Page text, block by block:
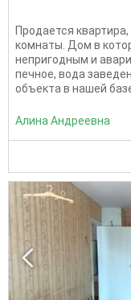
Продается
комнаты. Дом в
непригодным и
печное, вода
объекта в нашей
Алина Андреевна